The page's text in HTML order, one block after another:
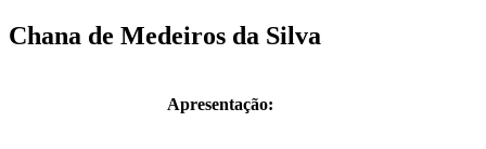
Chana de Medeiros da Silva
Apresentação: